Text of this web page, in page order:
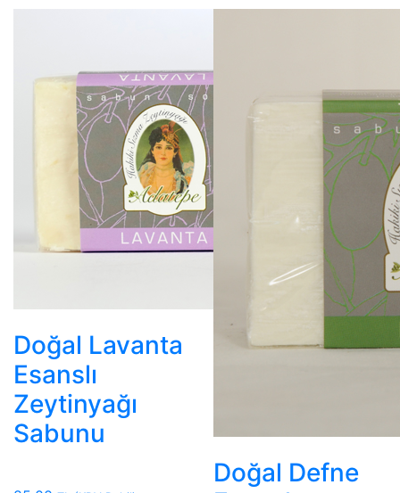
Doğal Lavanta
Esanslı
Zeytinyağı
Sabunu
Doğal Defne